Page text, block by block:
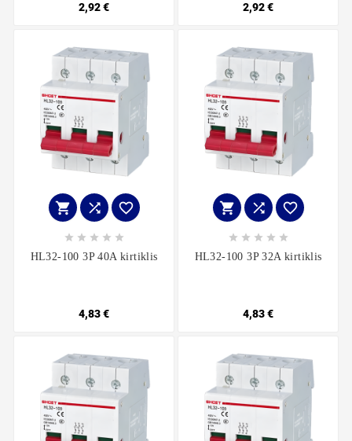
2,92 € 2,92 €
  
    
HL32-100 3P 40A kirtiklis
4,83 €
  
    
HL32-100 3P 32A kirtiklis
4,83 €